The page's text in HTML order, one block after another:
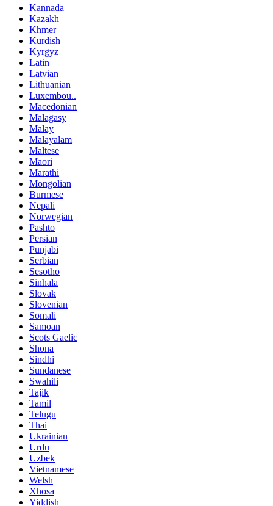
Kannada
Kazakh
Khmer
Kurdish
Kyrgyz
Latin
Latvian
Lithuanian
Luxembou..
Macedonian
Malagasy
Malay
Malayalam
Maltese
Maori
Marathi
Mongolian
Burmese
Nepali
Norwegian
Pashto
Persian
Punjabi
Serbian
Sesotho
Sinhala
Slovak
Slovenian
Somali
Samoan
Scots Gaelic
Shona
Sindhi
Sundanese
Swahili
Tajik
Tamil
Telugu
Thai
Ukrainian
Urdu
Uzbek
Vietnamese
Welsh
Xhosa
Yiddish